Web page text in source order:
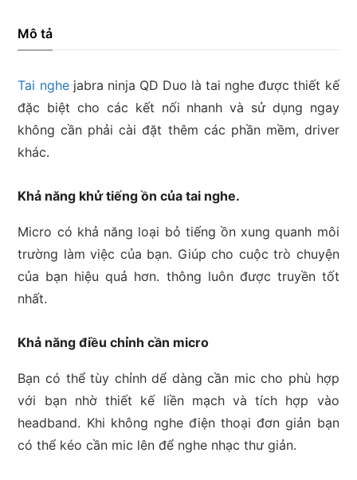
Duo
số
Mô tả
Tai nghejabra ninja QD Duo là tai nghe được thiết kế
đặc biệt cho các kết nối nhanh và sử dụng ngay
không cần phải cài đặt thêm các phần mềm, driver
khác.
Khả năng khử tiếng ồn của tai nghe.
Micro có khả năng loại bỏ tiếng ồn xung quanh môi
trường làm việc của bạn. Giúp cho cuộc trò chuyện
của bạn hiệu quả hơn. thông luôn được truyền tốt
nhất.
Khả năng điều chỉnh cần micro
Bạn có thể tùy chỉnh dể dàng cần mic cho phù hợp
với bạn nhờ thiết kế liền mạch và tích hợp vào
headband. Khi không nghe điện thoại đơn giản bạn
có thể kéo cần mic lên để nghe nhạc thư giản.